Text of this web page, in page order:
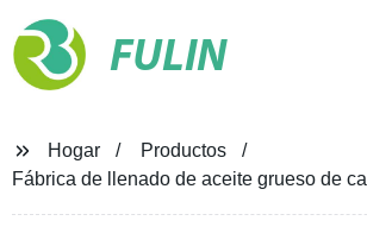
FULIN
Hogar
Productos
Fábrica de llenado de aceite grueso de